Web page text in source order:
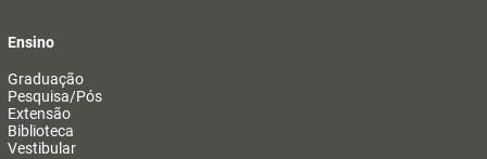
Ensino
Graduação
Pesquisa/Pós
Extensão
Biblioteca
Vestibular